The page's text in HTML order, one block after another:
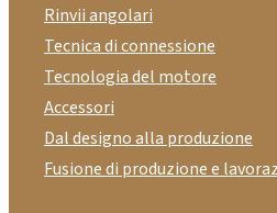
Rinvii angolari
Tecnica di connessione
Tecnologia del motore
Accessori
Dal designo alla produzione
Fusione di produzione e